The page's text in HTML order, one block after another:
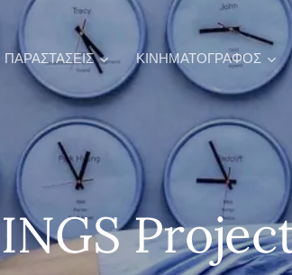
ΠΑΡΑΣΤΑΣΕΙΣ ΚΙΝΗΜΑΤΟΓΡΑΦΟΣ